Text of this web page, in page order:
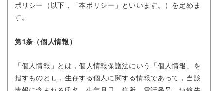
ポリシー（以下，「本ポリシー」といいます。）を定めま
す。
第1条（個人情報）
「個人情報」とは，個人情報保護法にいう「個人情報」を
指すものとし，生存する個人に関する情報であって，当該